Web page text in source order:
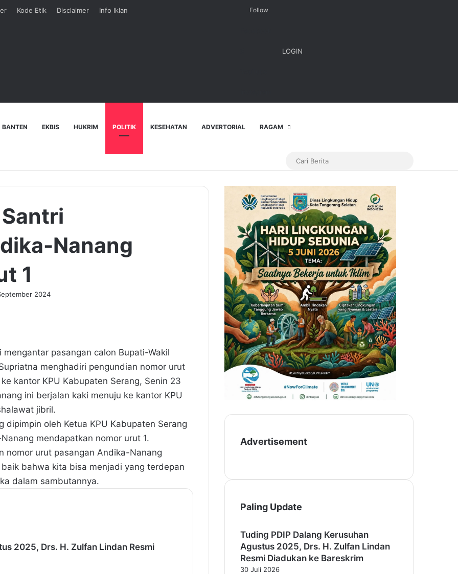
Kode Etik Disclaimer Info Iklan Follow
LOGIN
BANTEN EKBIS HUKRIM POLITIK KESEHATAN ADVERTORIAL RAGAM
Nanang
1
2024
pasangan calon Bupati-Wakil
menghadiri pengundian nomor urut
kantor KPU Kabupaten Serang, Senin 23
ini berjalan kaki menuju ke kantor KPU
jibril.
oleh Ketua KPU Kabupaten Serang
mendapatkan nomor urut 1.
nomor urut pasangan Andika-Nanang
bahwa kita bisa menjadi yang terdepan
dalam sambutannya.
2025, Drs. H. Zulfan Lindan Resmi
Advertisement
Paling Update
Tuding PDIP Dalang Kerusuhan
Agustus 2025, Drs. H. Zulfan Lindan
Resmi Diadukan ke Bareskrim
30 Juli 2026